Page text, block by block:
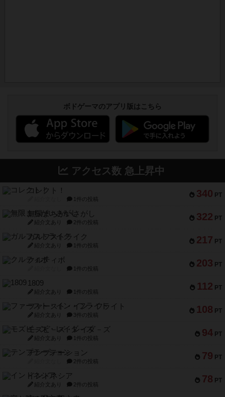
ボドゲーマのアプリ版はこちら
アクセス数 急上昇中
340 PT
コレクト！
1件の投稿
322 PT
無限まちがいさがし
紹介文あり 2件の投稿
217 PT
ガルフストライク
紹介文あり 1件の投稿
203 PT
クルティボ
1件の投稿
112 PT
1809
紹介文あり 1件の投稿
108 PT
ファースト・イン・フライト
紹介文あり 3件の投稿
94 PT
モズビ－ズ・レイダ－ズ
紹介文あり 1件の投稿
79 PT
テンプテーション
2件の投稿
78 PT
インドネシア
紹介文あり 2件の投稿